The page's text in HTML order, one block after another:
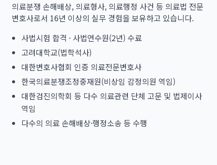
의료분쟁 손해배상, 의료형사, 의료행정 사건 등 의료법 전문
변호사로서 16년 이상의 실무 경험을 보유하고 있습니다.
사법시험 합격 · 사법연수원(2년) 수료
고려대학교(법학석사)
대한변호사협회 인증 의료전문변호사
한국의료분쟁조정중재원(비상임 감정의원 역임)
대한검진의학회 등 다수 의료관련 단체 고문 및 법제이사
역임
다수의 의료 손해배상·행정소송 등 수행